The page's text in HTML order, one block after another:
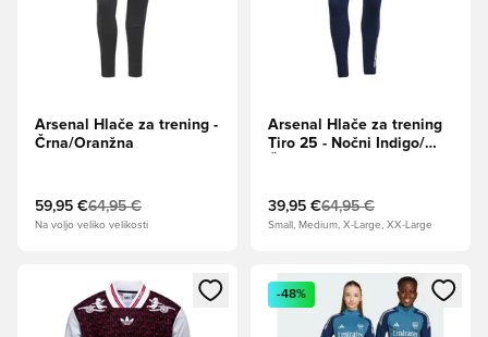
Arsenal Hlače za trening -
Črna/Oranžna
59,95 €64,95 €
Na voljo veliko velikosti
Arsenal Hlače za trening
Tiro 25 - Nočni Indigo/
39,95 €64,95 €
Small, Medium, X-Large, XX-Large
Odpre Modal za prijavo ali vpis kot članOdpre Modal za prijavo ali
-48%